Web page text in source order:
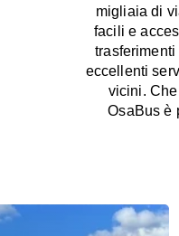
migliaia di
facili e
eccellenti
vicini.
OsaBus è